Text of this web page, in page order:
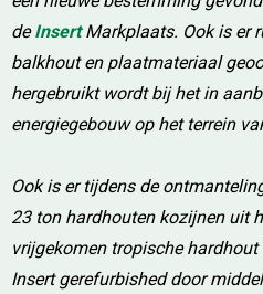
deInsertMarkplaats. Ook is er
balkhout en plaatmateriaal
hergebruikt wordt bij het in
energiegebouw op het terrein
Ook is er tijdens de
23 ton hardhouten kozijnen uit
vrijgekomen tropische
Insert gerefurbished door